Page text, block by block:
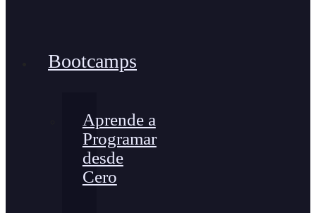
Bootcamps
Aprende a
Programar
desde
Cero